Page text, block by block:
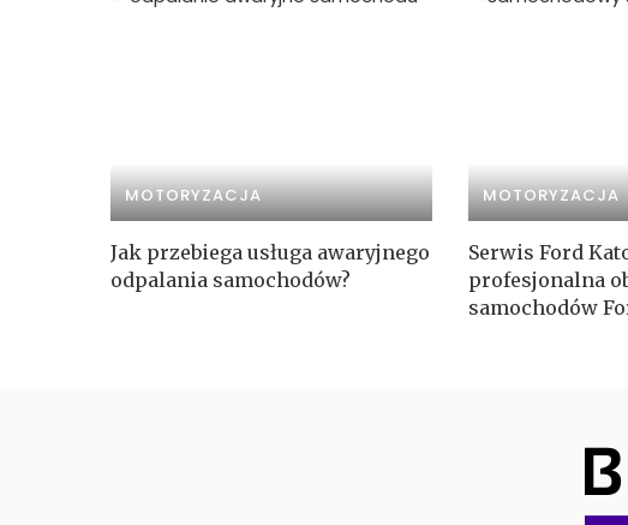
MOTORYZACJA
Jak przebiega usługa awaryjnego
odpalania samochodów?
MOTORYZACJA
Serwis Ford
profesjonalna
samochodów